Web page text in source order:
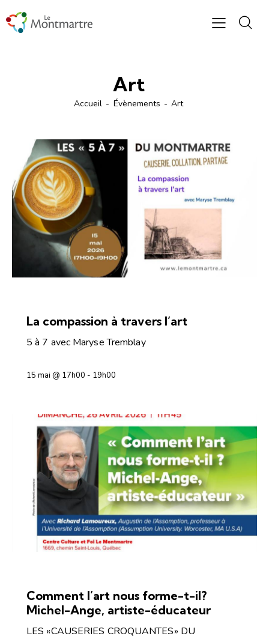
Art
Accueil Évènements Art
La compassion à travers l’art
5 à 7 avec Maryse Tremblay
15 mai @ 17h00 - 19h00
Comment l’art nous forme-t-il?
Michel-Ange, artiste-éducateur
LES «CAUSERIES CROQUANTES» DU